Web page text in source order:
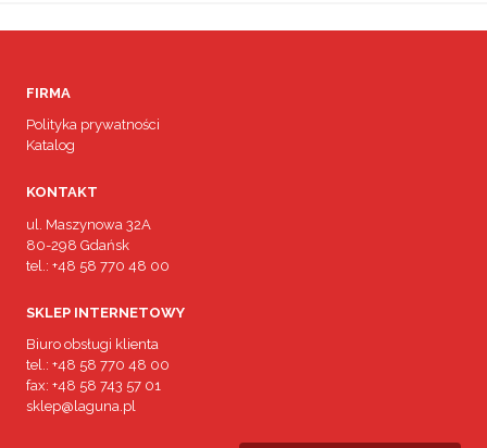
FIRMA
Polityka prywatności
Katalog
KONTAKT
ul. Maszynowa 32A
80-298 Gdańsk
tel.: +48 58 770 48 00
SKLEP INTERNETOWY
Biuro obsługi klienta
tel.: +48 58 770 48 00
fax: +48 58 743 57 01
sklep@laguna.pl